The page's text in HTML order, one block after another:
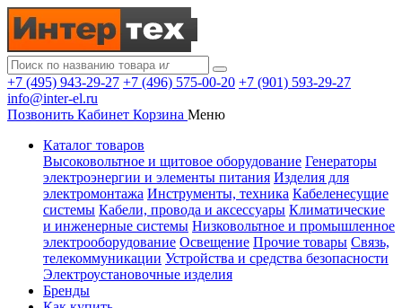
+7 (495) 943-29-27 +7 (496) 575-00-20 +7 (901) 593-29-27
info@inter-el.ru
Позвонить Кабинет Корзина Меню
Каталог товаров
Высоковольтное и щитовое оборудование Генераторы
электроэнергии и элементы питания Изделия для
электромонтажа Инструменты, техника Кабеленесущие
системы Кабели, провода и аксессуары Климатические
и инженерные системы Низковольтное и промышленное
электрооборудование Освещение Прочие товары Связь,
телекоммуникации Устройства и средства безопасности
Электроустановочные изделия
Бренды